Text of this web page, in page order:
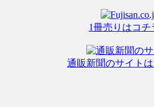
1冊売りはコチ
通販新聞のサイト